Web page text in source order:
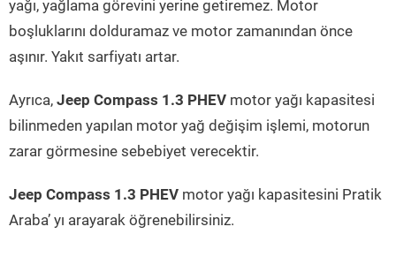
yağı, yağlama görevini yerine getiremez. Motor
boşluklarını dolduramaz ve motor zamanından önce
aşınır. Yakıt sarfiyatı artar.
Ayrıca, Jeep Compass 1.3 PHEV motor yağı kapasitesi
bilinmeden yapılan motor yağ değişim işlemi, motorun
zarar görmesine sebebiyet verecektir.
Jeep Compass 1.3 PHEV motor yağı kapasitesini Pratik
Araba’ yı arayarak öğrenebilirsiniz.